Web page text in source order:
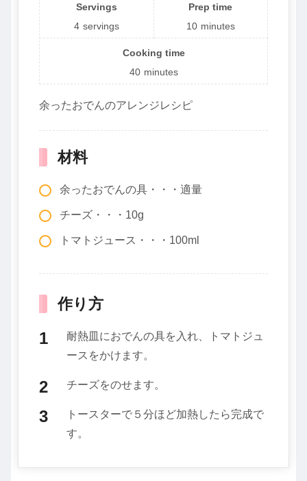
Servings
4 servings
Prep time
10 minutes
Cooking time
40 minutes
余ったおでんのアレンジレシピ
材料
余ったおでんの具・・・適量
チーズ・・・10g
トマトジュース・・・100ml
作り方
耐熱皿におでんの具を入れ、トマトジュ
ースをかけます。
チーズをのせます。
トースターで５分ほど加熱したら完成で
す。